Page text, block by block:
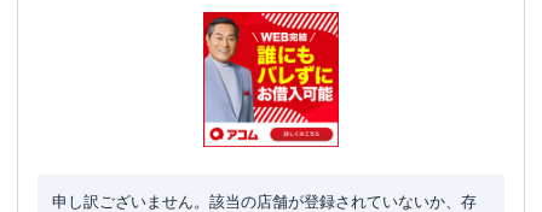
申し訳ございません。該当の店舗が登録されていないか、存